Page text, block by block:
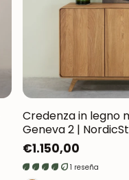
Credenza in legno
Geneva 2 |
Prezzo
normale
€1.150,00
1 reseña